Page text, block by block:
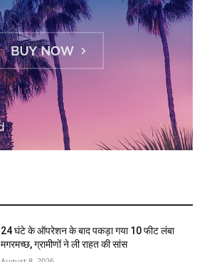
24 घंटे के ऑपरेशन के बाद पकड़ा गया 10 फीट लंबा
मगरमच्छ, ग्रामीणों ने ली राहत की सांस